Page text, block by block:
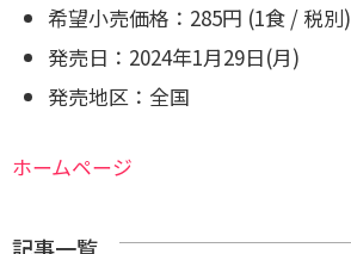
希望小売価格：285円 (1食 / 税別)
発売日：2024年1月29日(月)
発売地区：全国
ホームページ
記事一覧